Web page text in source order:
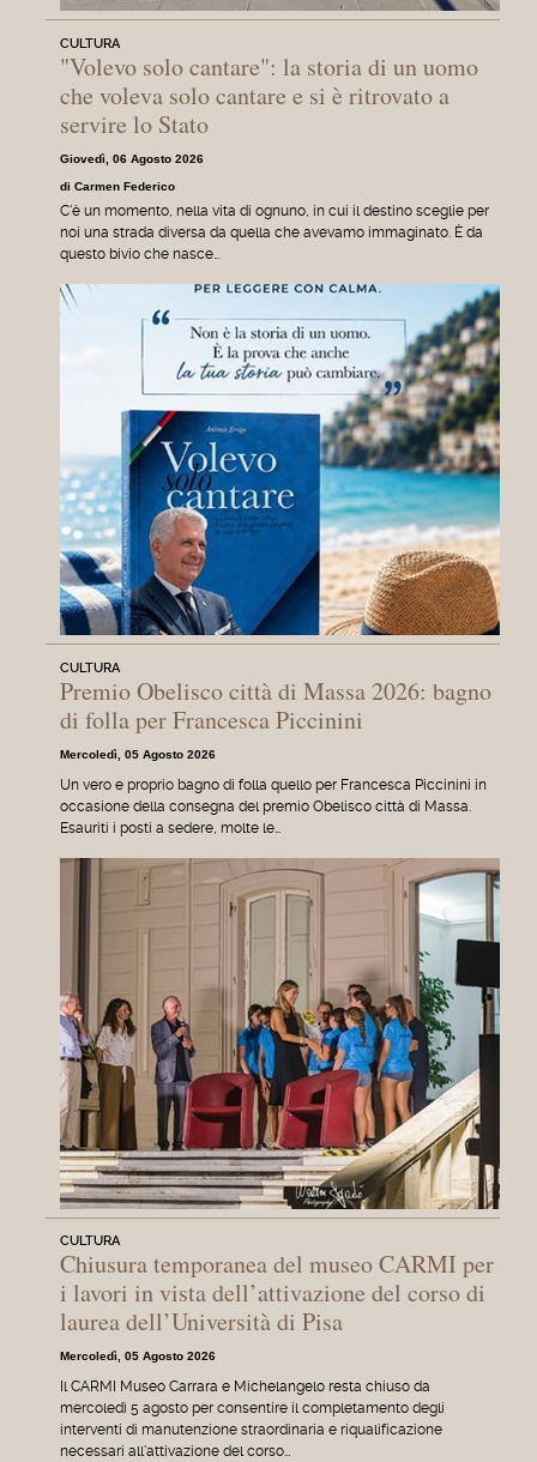
CULTURA
"Volevo solo cantare": la storia di un uomo
che voleva solo cantare e si è ritrovato a
servire lo Stato
Giovedì, 06 Agosto 2026
di Carmen Federico
C'è un momento, nella vita di ognuno, in cui il destino sceglie per
noi una strada diversa da quella che avevamo immaginato. È da
questo bivio che nasce…
CULTURA
Premio Obelisco città di Massa 2026: bagno
di folla per Francesca Piccinini
Mercoledì, 05 Agosto 2026
Un vero e proprio bagno di folla quello per Francesca Piccinini in
occasione della consegna del premio Obelisco città di Massa.
Esauriti i posti a sedere, molte le…
CULTURA
Chiusura temporanea del museo CARMI per
i lavori in vista dell’attivazione del corso di
laurea dell’Università di Pisa
Mercoledì, 05 Agosto 2026
Il CARMI Museo Carrara e Michelangelo resta chiuso da
mercoledì 5 agosto per consentire il completamento degli
interventi di manutenzione straordinaria e riqualificazione
necessari all'attivazione del corso…